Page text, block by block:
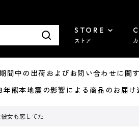
STORE
ストア
中の出荷およびお問い合わせに関
本地震の影響による商品のお届け
女も恋してた